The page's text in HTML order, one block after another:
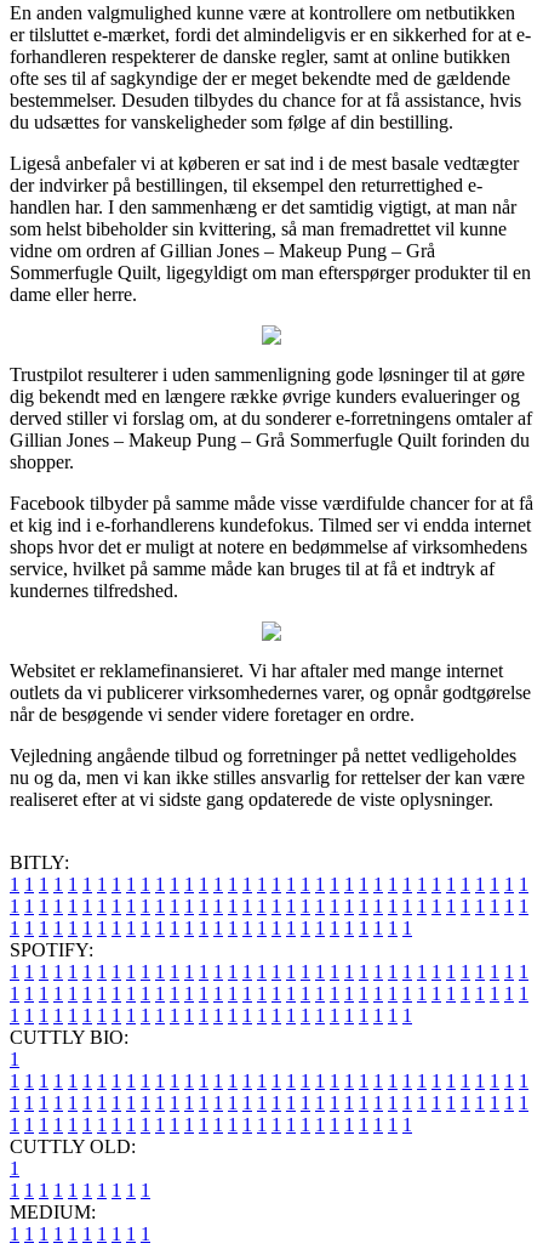
En anden valgmulighed kunne være at kontrollere om netbutikken
er tilsluttet e-mærket, fordi det almindeligvis er en sikkerhed for at e-
forhandleren respekterer de danske regler, samt at online butikken
ofte ses til af sagkyndige der er meget bekendte med de gældende
bestemmelser. Desuden tilbydes du chance for at få assistance, hvis
du udsættes for vanskeligheder som følge af din bestilling.
Ligeså anbefaler vi at køberen er sat ind i de mest basale vedtægter
der indvirker på bestillingen, til eksempel den returrettighed e-
handlen har. I den sammenhæng er det samtidig vigtigt, at man når
som helst bibeholder sin kvittering, så man fremadrettet vil kunne
vidne om ordren af Gillian Jones – Makeup Pung – Grå
Sommerfugle Quilt, ligegyldigt om man efterspørger produkter til en
dame eller herre.
Trustpilot resulterer i uden sammenligning gode løsninger til at gøre
dig bekendt med en længere række øvrige kunders evalueringer og
derved stiller vi forslag om, at du sonderer e-forretningens omtaler af
Gillian Jones – Makeup Pung – Grå Sommerfugle Quilt forinden du
shopper.
Facebook tilbyder på samme måde visse værdifulde chancer for at få
et kig ind i e-forhandlerens kundefokus. Tilmed ser vi endda internet
shops hvor det er muligt at notere en bedømmelse af virksomhedens
service, hvilket på samme måde kan bruges til at få et indtryk af
kundernes tilfredshed.
Websitet er reklamefinansieret. Vi har aftaler med mange internet
outlets da vi publicerer virksomhedernes varer, og opnår godtgørelse
når de besøgende vi sender videre foretager en ordre.
Vejledning angående tilbud og forretninger på nettet vedligeholdes
nu og da, men vi kan ikke stilles ansvarlig for rettelser der kan være
realiseret efter at vi sidste gang opdaterede de viste oplysninger.
BITLY:
1 1 1 1 1 1 1 1 1 1 1 1 1 1 1 1 1 1 1 1 1 1 1 1 1 1 1 1 1 1 1 1 1 1 1 1
1 1 1 1 1 1 1 1 1 1 1 1 1 1 1 1 1 1 1 1 1 1 1 1 1 1 1 1 1 1 1 1 1 1 1 1
1 1 1 1 1 1 1 1 1 1 1 1 1 1 1 1 1 1 1 1 1 1 1 1 1 1 1 1
SPOTIFY:
1 1 1 1 1 1 1 1 1 1 1 1 1 1 1 1 1 1 1 1 1 1 1 1 1 1 1 1 1 1 1 1 1 1 1 1
1 1 1 1 1 1 1 1 1 1 1 1 1 1 1 1 1 1 1 1 1 1 1 1 1 1 1 1 1 1 1 1 1 1 1 1
1 1 1 1 1 1 1 1 1 1 1 1 1 1 1 1 1 1 1 1 1 1 1 1 1 1 1 1
CUTTLY BIO:
1
1 1 1 1 1 1 1 1 1 1 1 1 1 1 1 1 1 1 1 1 1 1 1 1 1 1 1 1 1 1 1 1 1 1 1 1
1 1 1 1 1 1 1 1 1 1 1 1 1 1 1 1 1 1 1 1 1 1 1 1 1 1 1 1 1 1 1 1 1 1 1 1
1 1 1 1 1 1 1 1 1 1 1 1 1 1 1 1 1 1 1 1 1 1 1 1 1 1 1 1
CUTTLY OLD:
1
1 1 1 1 1 1 1 1 1 1
MEDIUM:
1 1 1 1 1 1 1 1 1 1